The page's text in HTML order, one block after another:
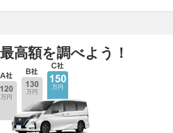
高額を調べよう！